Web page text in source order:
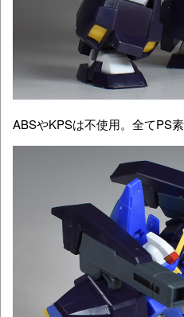
ABSやKPSは不使用。全てPS